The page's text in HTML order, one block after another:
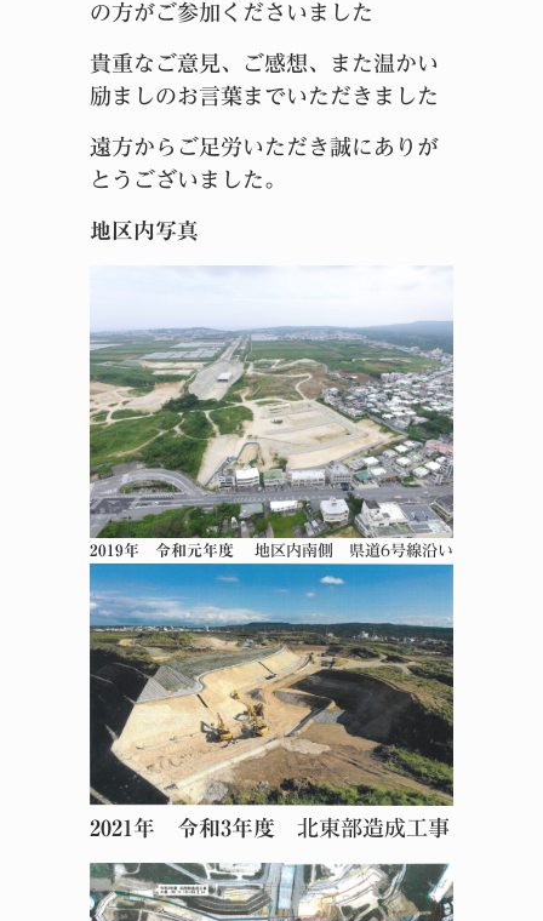
の方がご参加くださいました
貴重なご意見、ご感想、また温かい
励ましのお言葉までいただきました
遠方からご足労いただき誠にありが
とうございました。
地区内写真
2019年 令和元年度 地区内南側 県道6号線沿い
2021年 令和3年度 北東部造成工事